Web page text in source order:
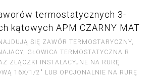
termostatycznych 3-
kątowych APM CZARNY MAT
SIĘ ZAWÓR TERMOSTARYCZNY,
GŁOWICA TERMOSTATYCZNA R
ZŁĄCZKI INSTALACYJNE NA RURĘ
16X/1/2" LUB OPCJONALNIE NA RURĘ